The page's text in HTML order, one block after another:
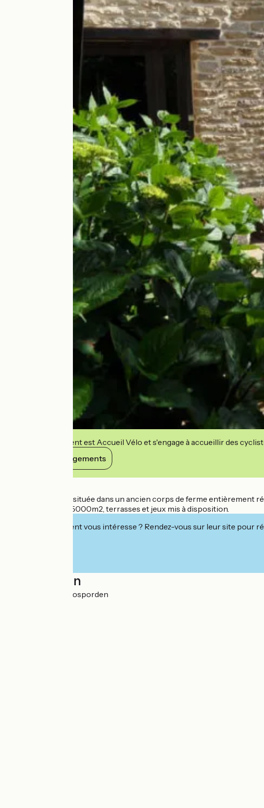
Cet établissement est Accueil Vélo et s'engage à accueillir des
Voir ses engagements
Chambre d'hôtes située dans un ancien corps de ferme entièrement
paisible, jardin de 5000m2, terrasses et jeux mis à disposition.
Cet établissement vous intéresse ? Rendez-vous sur leur site pour
Localisation
Kerantou 29140 Rosporden